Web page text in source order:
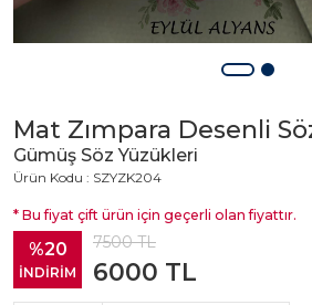
Mat Zımpara Desenli
Gümüş Söz Yüzükleri
Ürün Kodu : SZYZK204
* Bu fiyat çift ürün için geçerli olan fiyattır.
%20
İNDİRİM
7500TL
6000 TL